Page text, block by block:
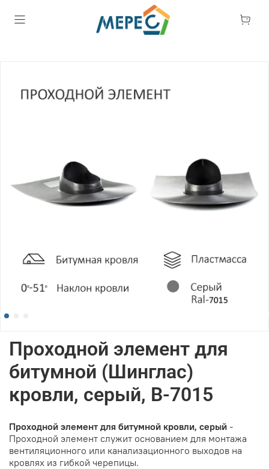
Проходной элемент для
битумной (Шинглас)
кровли, серый, B-7015
Проходной элемент для битумной кровли, серый -
Проходной элемент служит основанием для монтажа
вентиляционного или канализационного выходов на
кровлях из гибкой черепицы.